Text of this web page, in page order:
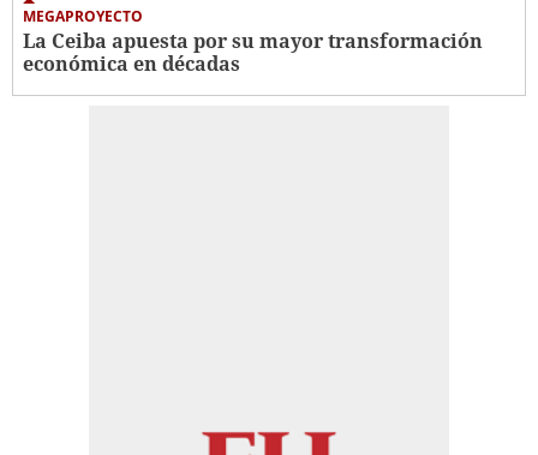
MEGAPROYECTO
La Ceiba apuesta por su mayor transformación
económica en décadas